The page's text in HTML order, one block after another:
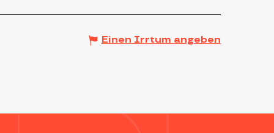
Einen Irrtum angeben